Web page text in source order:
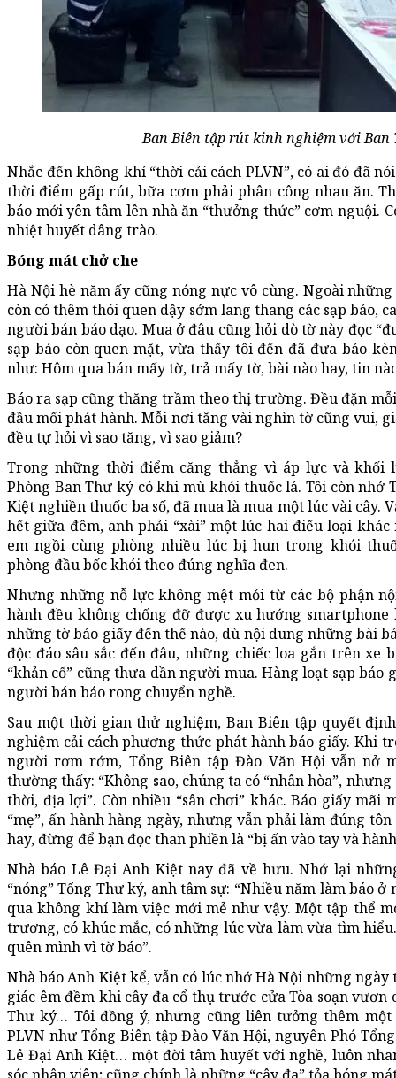
Ban Biên tập rút kinh nghiệm với Ban
Nhắc đến không khí “thời cải cách PLVN”, có ai đó đã
thời điểm gấp rút, bữa cơm phải phân công nhau ăn.
báo mới yên tâm lên nhà ăn “thưởng thức” cơm nguội.
nhiệt huyết dâng trào.
Bóng mát chở che
Hà Nội hè năm ấy cũng nóng nực vô cùng. Ngoài
còn có thêm thói quen dậy sớm lang thang các sạp báo,
người bán báo dạo. Mua ở đâu cũng hỏi dò tờ này đọc
sạp báo còn quen mặt, vừa thấy tôi đến đã đưa báo
như: Hôm qua bán mấy tờ, trả mấy tờ, bài nào hay, tin
Báo ra sạp cũng thăng trầm theo thị trường. Đều đặn
đầu mối phát hành. Mỗi nơi tăng vài nghìn tờ cũng vui,
đều tự hỏi vì sao tăng, vì sao giảm?
Trong những thời điểm căng thẳng vì áp lực và khối
Phòng Ban Thư ký có khi mù khói thuốc lá. Tôi còn nhớ
Kiệt nghiền thuốc ba số, đã mua là mua một lúc vài cây.
hết giữa đêm, anh phải “xài” một lúc hai điếu loại khác
em ngồi cùng phòng nhiều lúc bị hun trong khói
phòng đầu bốc khói theo đúng nghĩa đen.
Nhưng những nỗ lực không mệt mỏi từ các bộ phận
hành đều không chống đỡ được xu hướng smartphone
những tờ báo giấy đến thế nào, dù nội dung những bài
độc đáo sâu sắc đến đâu, những chiếc loa gắn trên xe
“khản cổ” cũng thưa dần người mua. Hàng loạt sạp báo
người bán báo rong chuyển nghề.
Sau một thời gian thử nghiệm, Ban Biên tập quyết
nghiệm cải cách phương thức phát hành báo giấy. Khi
người rơm rớm, Tổng Biên tập Đào Văn Hội vẫn nở
thường thấy: “Không sao, chúng ta có “nhân hòa”,
thời, địa lợi”. Còn nhiều “sân chơi” khác. Báo giấy mãi
“mẹ”, ấn hành hàng ngày, nhưng vẫn phải làm đúng
hay, đừng để bạn đọc than phiền là “bị ấn vào tay và hành
Nhà báo Lê Đại Anh Kiệt nay đã về hưu. Nhớ lại
“nóng” Tổng Thư ký, anh tâm sự: “Nhiều năm làm báo
qua không khí làm việc mới mẻ như vậy. Một tập thể
trương, có khúc mắc, có những lúc vừa làm vừa tìm
quên mình vì tờ báo”.
Nhà báo Anh Kiệt kể, vẫn có lúc nhớ Hà Nội những
giác êm đềm khi cây đa cổ thụ trước cửa Tòa soạn vươn
Thư ký… Tôi đồng ý, nhưng cũng liên tưởng thêm
PLVN như Tổng Biên tập Đào Văn Hội, nguyên Phó
Lê Đại Anh Kiệt… một đời tâm huyết với nghề, luôn